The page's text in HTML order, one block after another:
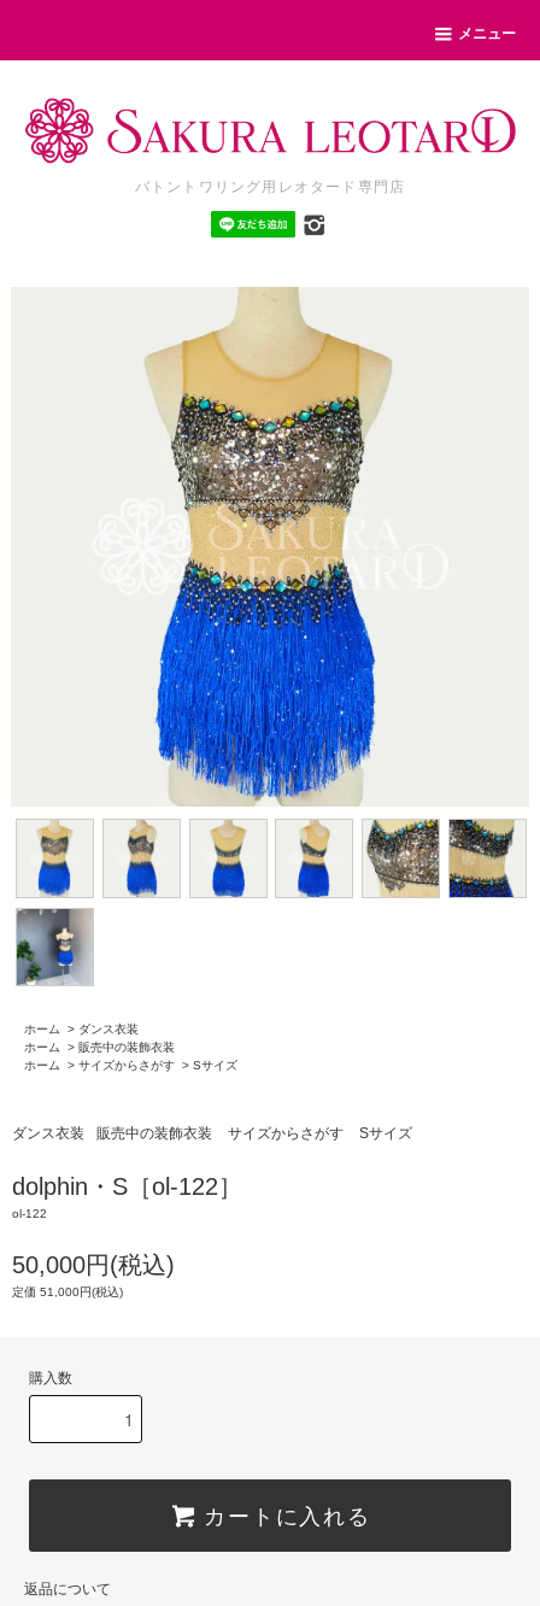
メニュー
バトントワリング用レオタード専門店
ホーム > ダンス衣装
ホーム
> 販売中の装飾衣装
ホーム
> サイズからさがす > Sサイズ
ダンス衣装 販売中の装飾衣装 サイズからさがす Sサイズ
dolphin・S［ol-122］
ol-122
50,000円(税込)
定価 51,000円(税込)
購入数
カートに入れる
返品について